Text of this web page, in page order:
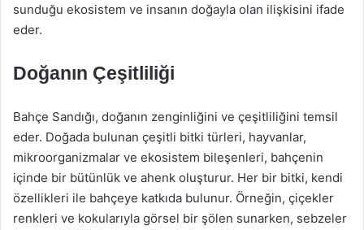
sunduğu ekosistem ve insanın doğayla olan ilişkisini ifade
eder.
Doğanın Çeşitliliği
Bahçe Sandığı, doğanın zenginliğini ve çeşitliliğini temsil
eder. Doğada bulunan çeşitli bitki türleri, hayvanlar,
mikroorganizmalar ve ekosistem bileşenleri, bahçenin
içinde bir bütünlük ve ahenk oluşturur. Her bir bitki, kendi
özellikleri ile bahçeye katkıda bulunur. Örneğin, çiçekler
renkleri ve kokularıyla görsel bir şölen sunarken, sebzeler